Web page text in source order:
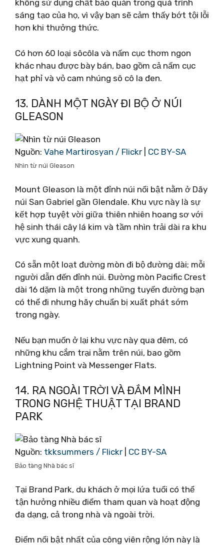
không sử dụng chất bảo quản trong quá trình
sáng tạo của họ, vì vậy bạn sẽ cảm thấy bớt tội lỗi
hơn khi thưởng thức.
Có hơn 60 loại sôcôla và nấm cục thơm ngon
khác nhau được bày bán, bao gồm cả nấm cục
hạt phỉ và vỏ cam nhúng sô cô la đen.
13. DÀNH MỘT NGÀY ĐI BỘ Ở NÚI
GLEASON
Nguồn: Vahe Martirosyan / Flickr CC BY-SA
Nhìn từ núi Gleason
Mount Gleason là một đỉnh núi nổi bật nằm ở Dãy
núi San Gabriel gần Glendale. Khu vực này là sự
kết hợp tuyệt vời giữa thiên nhiên hoang sơ với
hệ sinh thái cây lá kim và tầm nhìn trải dài ra khu
vực xung quanh.
Có sẵn một loạt đường mòn đi bộ đường dài; mỗi
người dẫn đến đỉnh núi. Đường mòn Pacific Crest
dài 16 dặm là một trong những tuyến đường bạn
có thể đi nhưng hãy chuẩn bị xuất phát sớm
trong ngày.
Nếu bạn muốn ở lại khu vực này qua đêm, có
những khu cắm trại nằm trên núi, bao gồm
Lightning Point và Messenger Flats.
14. RA NGOÀI TRỜI VÀ ĐẮM MÌNH
TRONG NGHỆ THUẬT TẠI BRAND
PARK
Nguồn: tkksummers / Flickr CC BY-SA
Bảo tàng Nhà bác sĩ
Tại Brand Park, du khách ở mọi lứa tuổi có thể
tận hưởng nhiều điểm tham quan và hoạt động
đa dạng, cả trong nhà và ngoài trời.
Điểm nổi bật nhất của công viên rộng lớn này là